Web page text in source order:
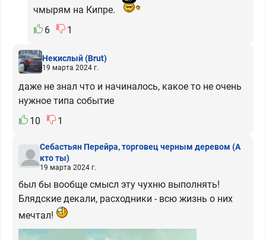
чмырям на Кипре.
6
1
Некислый(Brut)
19 марта 2024 г.
даже не знал что и начиналось, какое то не очень
нужное типа событие
10
1
Себастьян Перейра, торговец черным деревом (А
кто ты)
19 марта 2024 г.
был бы вообще смысл эту чухню выполнять!
Блядские декали, расходники - всю жизнь о них
мечтал!